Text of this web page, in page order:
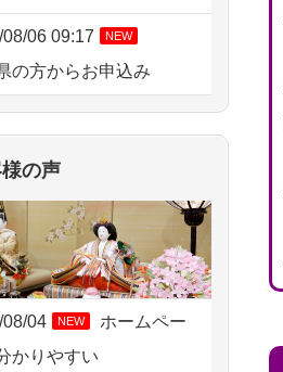
06 09:17 NEW
の方からお申込み
06 06:48 NEW
05 15:07
の方からお申込み
05 11:33
の方からお申込み
04 17:34
様の声
08/04 NEW
ホームペー
かりやすい